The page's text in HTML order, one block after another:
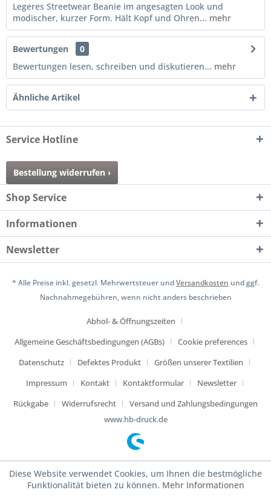
Legeres Streetwear Beanie im angesagten Look und
modischer, kurzer Form. Hält Kopf und Ohren... mehr
Bewertungen
0
Bewertungen lesen, schreiben und diskutieren... mehr
Ähnliche Artikel
Service Hotline
Bestellung widerrufen ›
Shop Service
Informationen
Newsletter
* Alle Preise inkl. gesetzl. Mehrwertsteuer undVersandkosten und ggf.
Nachnahmegebühren, wenn nicht anders beschrieben
Abhol- & Öffnungszeiten
Allgemeine Geschäftsbedingungen (AGBs)
Cookie preferences
Datenschutz
Defektes Produkt
Größen unserer Textilien
Impressum
Kontakt Kontaktformular
Newsletter
Rückgabe
Widerrufsrecht
Versand und Zahlungsbedingungen
www.hb-druck.de
Diese Website verwendet Cookies, um Ihnen die bestmögliche
Funktionalität bieten zu können. Mehr Informationen